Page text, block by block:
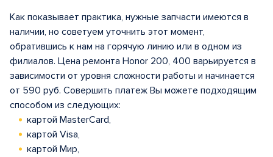
Как показывает практика, нужные запчасти имеются в
наличии, но советуем уточнить этот момент,
обратившись к нам на горячую линию или в одном из
филиалов. Цена ремонта Honor 200, 400 варьируется в
зависимости от уровня сложности работы и начинается
от 590 руб. Совершить платеж Вы можете подходящим
способом из следующих:
картой MasterCard,
картой Visa,
картой Мир,